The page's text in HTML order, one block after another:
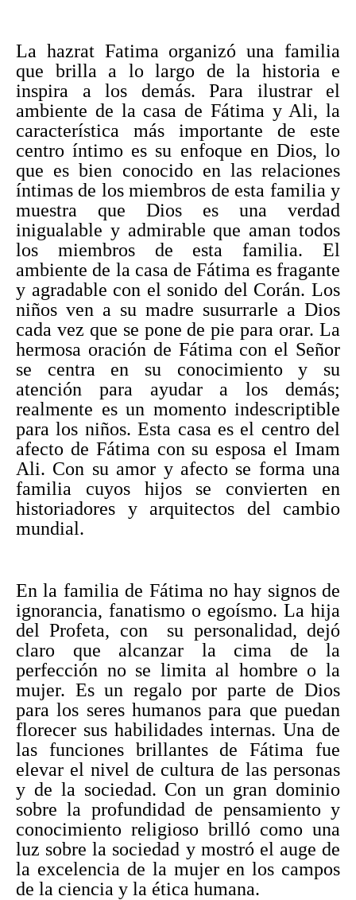
La hazrat Fatima organizó una familia
que brilla a lo largo de la historia e
inspira a los demás. Para ilustrar el
ambiente de la casa de Fátima y Ali, la
característica más importante de este
centro íntimo es su enfoque en Dios, lo
que es bien conocido en las relaciones
íntimas de los miembros de esta familia y
muestra que Dios es una verdad
inigualable y admirable que aman todos
los miembros de esta familia. El
ambiente de la casa de Fátima es fragante
y agradable con el sonido del Corán. Los
niños ven a su madre susurrarle a Dios
cada vez que se pone de pie para orar. La
hermosa oración de Fátima con el Señor
se centra en su conocimiento y su
atención para ayudar a los demás;
realmente es un momento indescriptible
para los niños. Esta casa es el centro del
afecto de Fátima con su esposa el Imam
Ali. Con su amor y afecto se forma una
familia cuyos hijos se convierten en
historiadores y arquitectos del cambio
mundial.
En la familia de Fátima no hay signos de
ignorancia, fanatismo o egoísmo. La hija
del Profeta, con su personalidad, dejó
claro que alcanzar la cima de la
perfección no se limita al hombre o la
mujer. Es un regalo por parte de Dios
para los seres humanos para que puedan
florecer sus habilidades internas. Una de
las funciones brillantes de Fátima fue
elevar el nivel de cultura de las personas
y de la sociedad. Con un gran dominio
sobre la profundidad de pensamiento y
conocimiento religioso brilló como una
luz sobre la sociedad y mostró el auge de
la excelencia de la mujer en los campos
de la ciencia y la ética humana.